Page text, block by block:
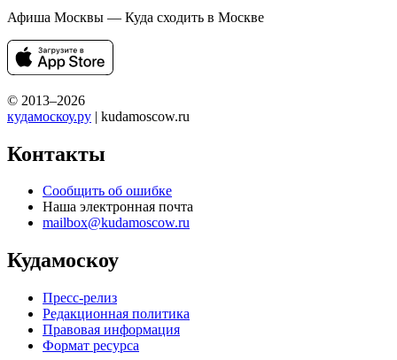
Афиша Москвы — Куда сходить в Москве
© 2013–2026
кудамоскоу.ру | kudamoscow.ru
Контакты
Сообщить об ошибке
Наша электронная почта
mailbox@kudamoscow.ru
Кудамоскоу
Пресс-релиз
Редакционная политика
Правовая информация
Формат ресурса